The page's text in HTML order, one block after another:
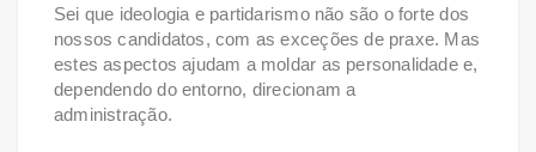
Sei que ideologia e partidarismo não são o forte dos
nossos candidatos, com as exceções de praxe. Mas
estes aspectos ajudam a moldar as personalidade e,
dependendo do entorno, direcionam a
administração.